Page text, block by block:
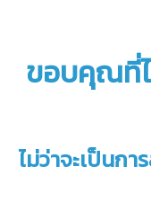
ขอบคุณที่ไ
ไม่ว่าจะเป็นก